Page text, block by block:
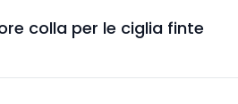
colla per le ciglia finte